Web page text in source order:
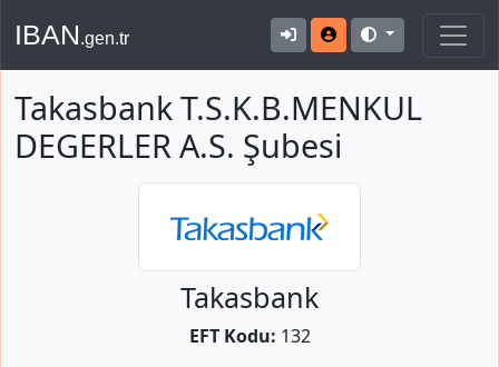
IBAN.gen.tr
Takasbank T.S.K.B.MENKUL
DEGERLER A.S. Şubesi
Takasbank
EFT Kodu: 132